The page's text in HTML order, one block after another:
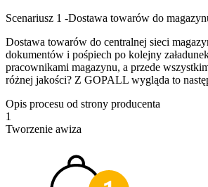
Scenariusz 1 -Dostawa towarów do
Dostawa towarów do centralnej sieci
dokumentów i pośpiech po kolejny
pracownikami magazynu, a przede
różnej jakości? Z GOPALL wygląda to
Opis procesu od strony producenta
1
Tworzenie awiza